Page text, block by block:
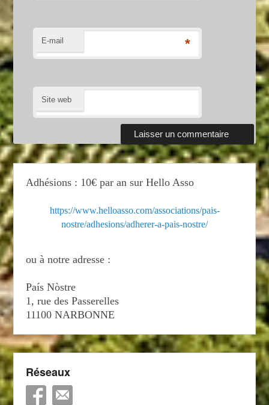
E-mail *
Site web
Adhésions : 10€ par an sur Hello Asso
https://www.helloasso.com/associations/pais-
nostre/adhesions/adherer-a-pais-nostre/
ou à notre adresse :
País Nòstre
1, rue des Passerelles
11100 NARBONNE
Réseaux